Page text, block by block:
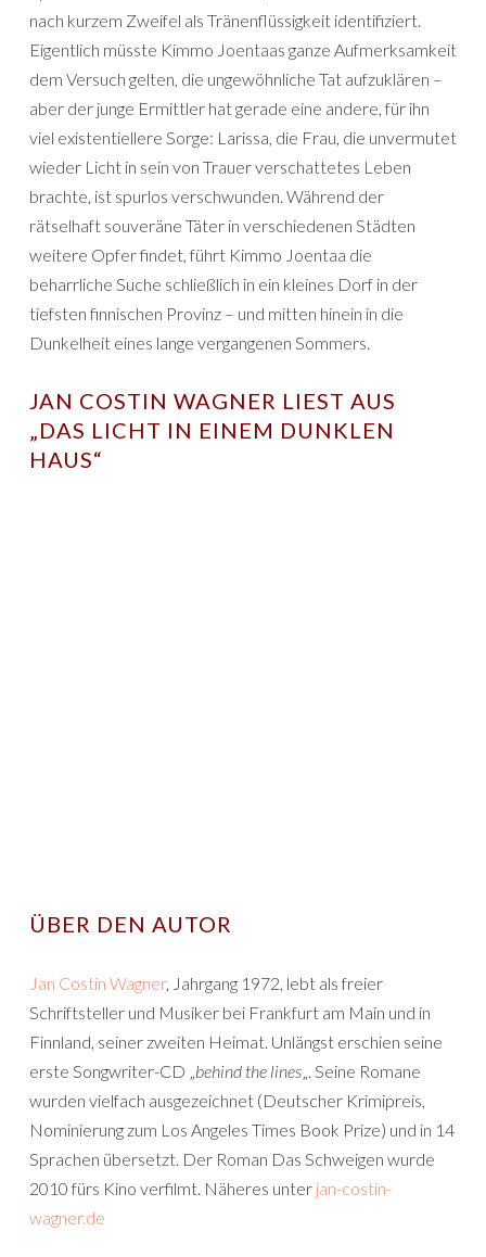
nach kurzem Zweifel als Tränenflüssigkeit identifiziert.
Eigentlich müsste Kimmo Joentaas ganze Aufmerksamkeit
dem Versuch gelten, die ungewöhnliche Tat aufzuklären –
aber der junge Ermittler hat gerade eine andere, für ihn
viel existentiellere Sorge: Larissa, die Frau, die unvermutet
wieder Licht in sein von Trauer verschattetes Leben
brachte, ist spurlos verschwunden. Während der
rätselhaft souveräne Täter in verschiedenen Städten
weitere Opfer findet, führt Kimmo Joentaa die
beharrliche Suche schließlich in ein kleines Dorf in der
tiefsten finnischen Provinz – und mitten hinein in die
Dunkelheit eines lange vergangenen Sommers.
JAN COSTIN WAGNER LIEST AUS
„DAS LICHT IN EINEM DUNKLEN
HAUS“
ÜBER DEN AUTOR
Jan Costin Wagner, Jahrgang 1972, lebt als freier
Schriftsteller und Musiker bei Frankfurt am Main und in
Finnland, seiner zweiten Heimat. Unlängst erschien seine
erste Songwriter-CD „behind the lines„. Seine Romane
wurden vielfach ausgezeichnet (Deutscher Krimipreis,
Nominierung zum Los Angeles Times Book Prize) und in 14
Sprachen übersetzt. Der Roman Das Schweigen wurde
2010 fürs Kino verfilmt. Näheres unter jan-costin-
wagner.de